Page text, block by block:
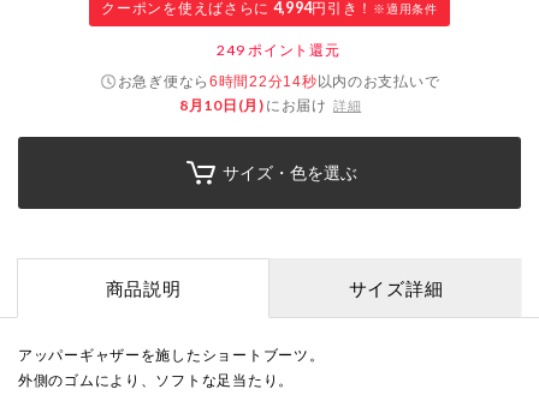
クーポンを使えばさらに 4,994円引き！ ※適用条件
249 ポイント還元
お急ぎ便なら6時間22分13秒以内のお支払いで
8月10日(月) にお届け 詳細
サイズ・色を選ぶ
商品説明 サイズ詳細
アッパーギャザーを施したショートブーツ。
外側のゴムにより、ソフトな足当たり。